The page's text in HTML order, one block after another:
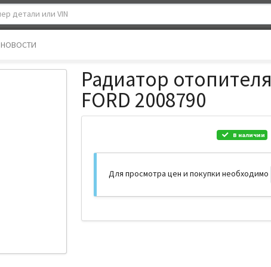
НОВОСТИ
Радиатор отопителя
FORD 2008790
В наличии
Для просмотра цен и покупки необходимо